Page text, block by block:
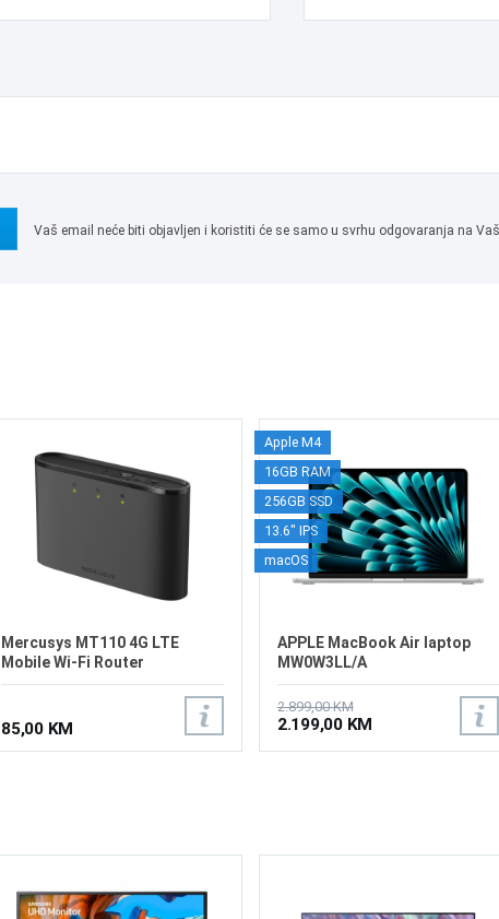
Vaš email neće biti objavljen i koristiti će se samo u svrhu odgovaranja na
Mercusys MT110 4G LTE
Mobile Wi-Fi Router
85,00 KM
Apple M4
16GB RAM
256GB SSD
13.6" IPS
macOS
APPLE MacBook Air laptop
MW0W3LL/A
2.899,00 KM
2.199,00 KM